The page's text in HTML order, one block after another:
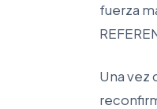
fuerza
Una vez